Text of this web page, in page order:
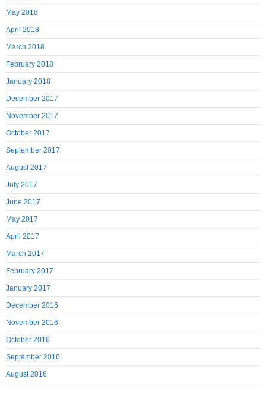
May 2018
April 2018
March 2018
February 2018
January 2018
December 2017
November 2017
October 2017
September 2017
August 2017
July 2017
June 2017
May 2017
April 2017
March 2017
February 2017
January 2017
December 2016
November 2016
October 2016
September 2016
August 2016